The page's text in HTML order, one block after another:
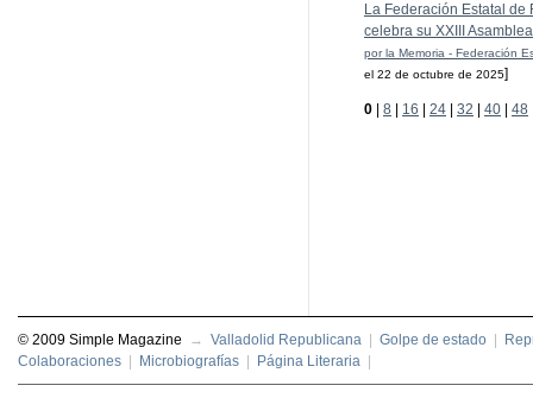
La Federación Estatal de
celebra su XXIII
por la Memoria - Federación
el 22 de octubre de 2025]
0 8 16 24 32 40 48
© 2009 Simple Magazine → Valladolid Republicana Golpe de estado
Colaboraciones
Microbiografías Página Literaria